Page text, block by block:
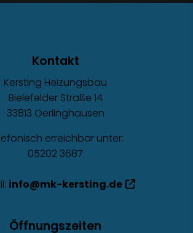
Kontakt
Kersting Heizungsbau
Bielefelder Straße 14
33813 Oerlinghausen
erreichbar unter:
05202 3687
info@mk-kersting.de
Öffnungszeiten